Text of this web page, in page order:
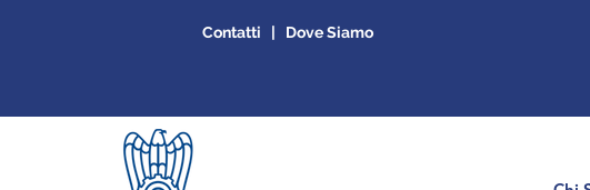
Contatti | Dove Siamo